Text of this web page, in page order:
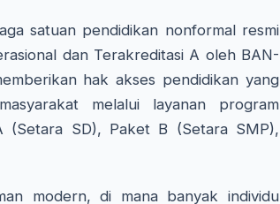
satuan pendidikan nonformal resmi
dan Terakreditasi A oleh BAN-
hak akses pendidikan yang
melalui layanan program
(Setara SD), Paket B (Setara SMP),
modern, di mana banyak individu